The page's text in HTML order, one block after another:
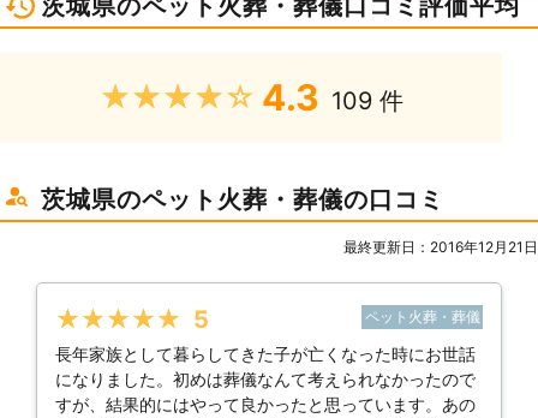
茨城県のペット火葬・葬儀口コミ評価平均
★★★★★ 4.3 109 件
茨城県のペット火葬・葬儀の口コミ
最終更新日：2016年12月21日
★★★★★ 5 ペット火葬・葬儀
長年家族として暮らしてきた子が亡くなった時にお世話
になりました。初めは葬儀なんて考えられなかったので
すが、結果的にはやって良かったと思っています。あの